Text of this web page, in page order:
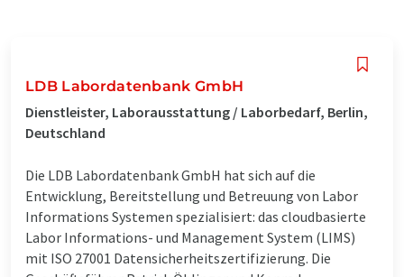
LDB Labordatenbank GmbH
Dienstleister, Laborausstattung / Laborbedarf, Berlin,
Deutschland
Die LDB Labordatenbank GmbH hat sich auf die
Entwicklung, Bereitstellung und Betreuung von Labor
Informations Systemen spezialisiert: das cloudbasierte
Labor Informations- und Management System (LIMS)
mit ISO 27001 Datensicherheitszertifizierung. Die